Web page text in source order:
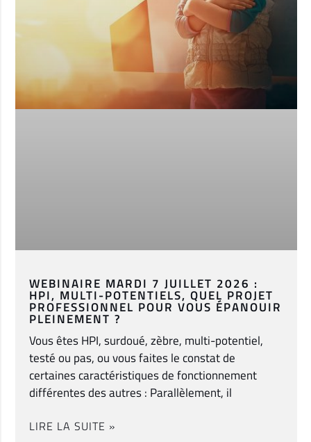
WEBINAIRE MARDI 7 JUILLET 2026 :
HPI, MULTI-POTENTIELS, QUEL PROJET
PROFESSIONNEL POUR VOUS ÉPANOUIR
PLEINEMENT ?
Vous êtes HPI, surdoué, zèbre, multi-potentiel,
testé ou pas, ou vous faites le constat de
certaines caractéristiques de fonctionnement
différentes des autres : Parallèlement, il
LIRE LA SUITE »